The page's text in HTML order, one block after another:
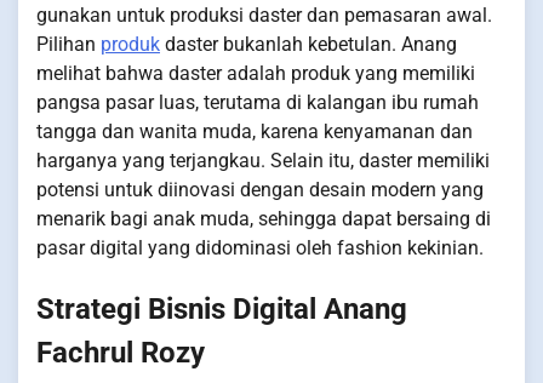
gunakan untuk produksi daster dan pemasaran awal.
Pilihan produk daster bukanlah kebetulan. Anang
melihat bahwa daster adalah produk yang memiliki
pangsa pasar luas, terutama di kalangan ibu rumah
tangga dan wanita muda, karena kenyamanan dan
harganya yang terjangkau. Selain itu, daster memiliki
potensi untuk diinovasi dengan desain modern yang
menarik bagi anak muda, sehingga dapat bersaing di
pasar digital yang didominasi oleh fashion kekinian.
Strategi Bisnis Digital Anang
Fachrul Rozy